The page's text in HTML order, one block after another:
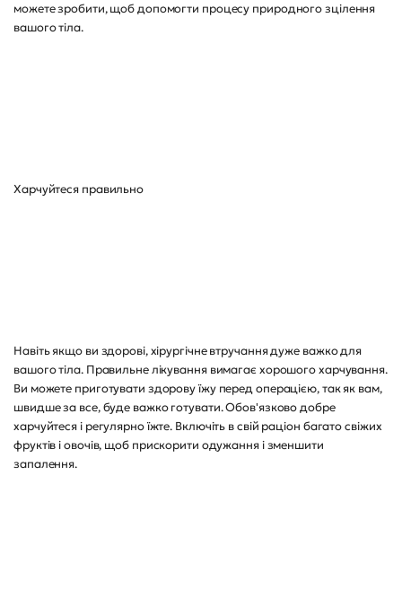
можете зробити, щоб допомогти процесу природного зцілення
вашого тіла.
Харчуйтеся правильно
Навіть якщо ви здорові, хірургічне втручання дуже важко для
вашого тіла. Правильне лікування вимагає хорошого харчування.
Ви можете приготувати здорову їжу перед операцією, так як вам,
швидше за все, буде важко готувати. Обов'язково добре
харчуйтеся і регулярно їжте. Включіть в свій раціон багато свіжих
фруктів і овочів, щоб прискорити одужання і зменшити
запалення.